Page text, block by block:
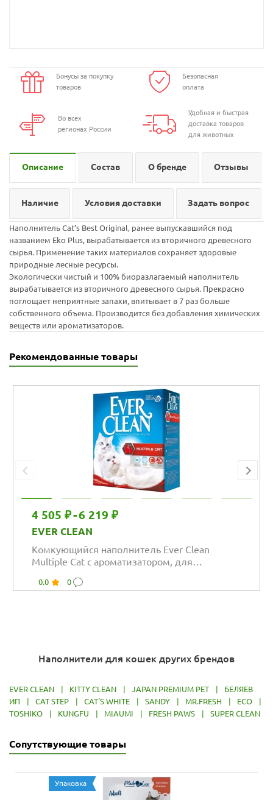
Бонусы за покупку
товаров
Безопасная
оплата
Во всех
регионах России
Удобная и быстрая
доставка товаров
для животных
Описание Состав О бренде Отзывы
Наличие Условия доставки Задать вопрос
Наполнитель Cat’s Best Original, ранее выпускавшийся под
названием Eko Plus, вырабатывается из вторичного древесного
сырья. Применение таких материалов сохраняет здоровые
природные лесные ресурсы.
Экологически чистый и 100% биоразлагаемый наполнитель
вырабатывается из вторичного древесного сырья. Прекрасно
поглощает неприятные запахи, впитывает в 7 раз больше
собственного объема. Производится без добавления химических
веществ или ароматизаторов.
Рекомендованные товары
4 505 ₽-6 219 ₽
EVER CLEAN
Комкующийся наполнитель Ever Clean
Multiple Cat с ароматизатором, для
0.0 0
Наполнители для кошек других брендов
EVER CLEAN | KITTY CLEAN | JAPAN PREMIUM PET |
БЕЛЯЕВ
ИП
| CAT STEP | CAT'S WHITE | SANDY | MR.FRESH | ECO
|
TOSHIKO
| KUNGFU | MIAUMI | FRESH PAWS | SUPER CLEAN
Сопутствующие товары
Упаковка